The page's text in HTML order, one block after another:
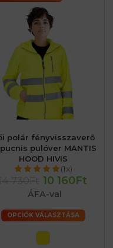
polár fényvisszaverő
pulóver MANTIS
HOOD HIVIS
(1x)
10 160Ft
ÁFA-val
OPCIÓK VÁLASZTÁSA